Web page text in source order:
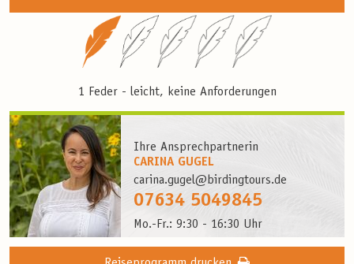
1 Feder - leicht, keine Anforderungen
Ihre Ansprechpartnerin
CARINA GUGEL
carina.gugel@birdingtours.de
07634 5049845
Mo.-Fr.: 9:30 - 16:30 Uhr